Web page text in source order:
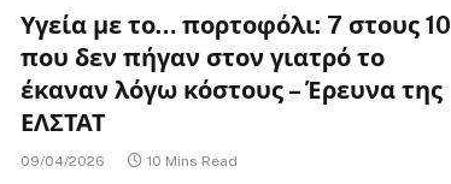
Υγεία με το… πορτοφόλι: 7 στους 10
που δεν πήγαν στον γιατρό το
έκαναν λόγω κόστους – Έρευνα της
ΕΛΣΤΑΤ
09/04/2026 10 Mins Read